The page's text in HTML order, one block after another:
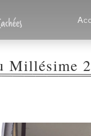
Millésime